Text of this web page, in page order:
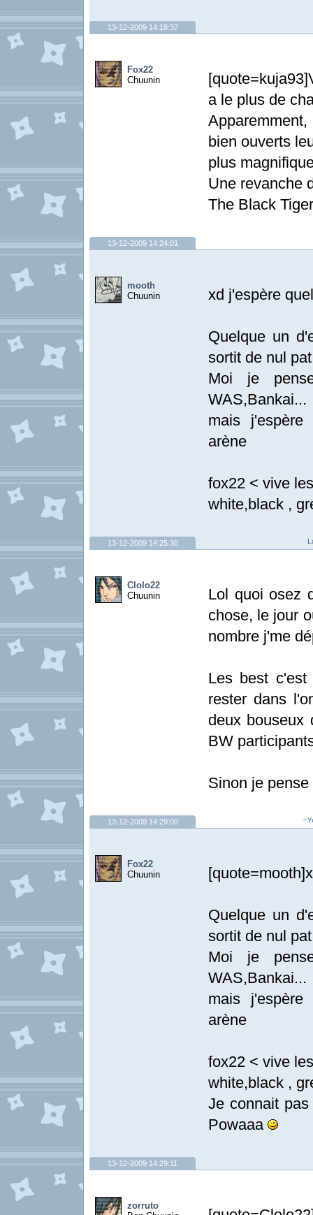
13-12-2009 14:18:37
Fox22
Chuunin
a le plus de
bien ouverts
plus
Une revanche
The Black
13-12-2009 14:24:01
mooth
Chuunin
xd j'espère
Quelque un
sortit de nul
Moi je
mais
arène
fox22 < vive
white,black ,
13-12-2009 14:25:30
Clolo22
Chuunin
Lol quoi osez
chose, le jour
nombre j'me
Les best
rester dans
deux bouseux
BW
Sinon je
13-12-2009 14:29:00
Fox22
Chuunin
Quelque un
sortit de nul
Moi je
mais
arène
fox22 < vive
white,black ,
Je connait
Powaaa
13-12-2009 14:29:11
zorruto